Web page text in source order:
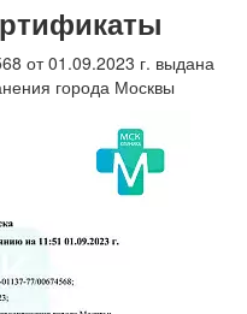
от 01.09.2023 г. выдана
города Москвы